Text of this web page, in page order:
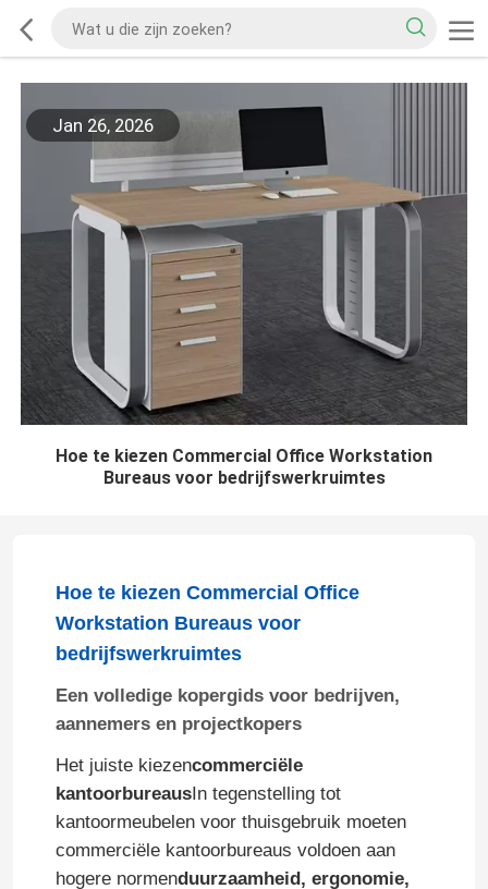
Jan 26, 2026
Hoe te kiezen Commercial Office Workstation
Bureaus voor bedrijfswerkruimtes
Hoe te kiezen Commercial Office
Workstation Bureaus voor
bedrijfswerkruimtes
Een volledige kopergids voor bedrijven,
aannemers en projectkopers
Het juiste kiezencommerciële
kantoorbureausIn tegenstelling tot
kantoormeubelen voor thuisgebruik moeten
commerciële kantoorbureaus voldoen aan
hogere normenduurzaamheid, ergonomie,